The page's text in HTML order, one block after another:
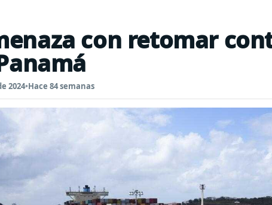
con retomar
2024•Hace 84 semanas